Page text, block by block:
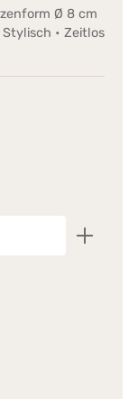
Ø 8 cm
• Zeitlos
Wert ein